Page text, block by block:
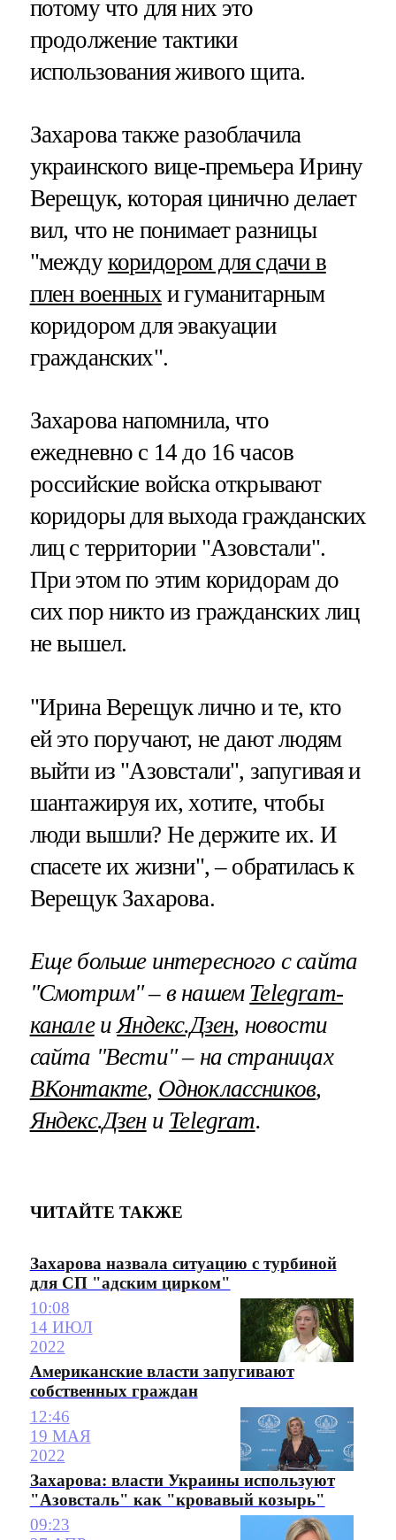
потому что для них это
продолжение тактики
использования живого щита.
Захарова также разоблачила
украинского вице-премьера Ирину
Верещук, которая цинично делает
вил, что не понимает разницы
"междукоридором для сдачи в
плен военныхи гуманитарным
коридором для эвакуации
гражданских".
Захарова напомнила, что
ежедневно с 14 до 16 часов
российские войска открывают
коридоры для выхода гражданских
лиц с территории "Азовстали".
При этом по этим коридорам до
сих пор никто из гражданских лиц
не вышел.
"Ирина Верещук лично и те, кто
ей это поручают, не дают людям
выйти из "Азовстали", запугивая и
шантажируя их, хотите, чтобы
люди вышли? Не держите их. И
спасете их жизни", – обратилась к
Верещук Захарова.
Еще больше интересного с сайта
"Смотрим" – в нашем Telegram-
каналеи Яндекс.Дзен, новости
сайта "Вести" – на страницах
ВКонтакте, Одноклассников,
Яндекс.Дзени Telegram.
ЧИТАЙТЕ ТАКЖЕ
Захарова назвала ситуацию с турбиной
для СП "адским цирком"
10:08
14 ИЮЛ
2022
Американские власти запугивают
собственных граждан
12:46
19 МАЯ
2022
Захарова: власти Украины используют
"Азовсталь" как "кровавый козырь"
09:23